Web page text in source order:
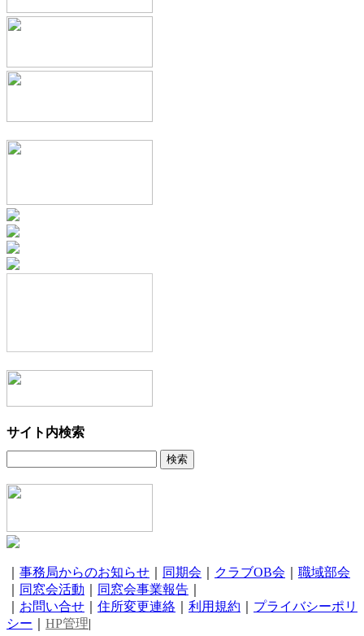
サイト内検索
事務局からのお知らせ 同期会 クラブOB会
職域部会
同窓会活動 同窓会事業報告
お問い合せ 住所変更連絡 利用規約
プライバシーポリ
シー
HP管理|